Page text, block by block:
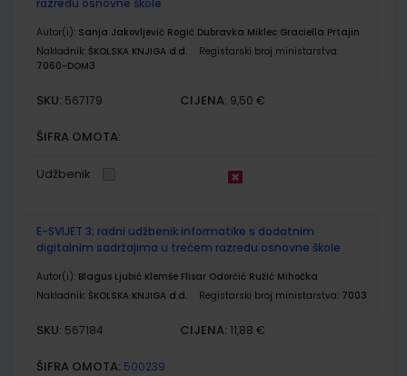
razredu osnovne škole
Autor(i): Sanja Jakovljević Rogić Dubravka Miklec Graciella Prtajin
Nakladnik: ŠKOLSKA KNJIGA d.d.
Registarski broj ministarstva:
7060-DOM3
SKU: 567179 CIJENA: 9,50 €
ŠIFRA OMOTA:
Udžbenik
E-SVIJET 3; radni udžbenik informatike s dodatnim
digitalnim sadržajima u trećem razredu osnovne škole
Autor(i): Blagus Ljubić Klemše Flisar Odorčić Ružić Mihočka
Nakladnik: ŠKOLSKA KNJIGA d.d. Registarski broj ministarstva: 7003
SKU: 567184 CIJENA: 11,88 €
ŠIFRA OMOTA: 500239